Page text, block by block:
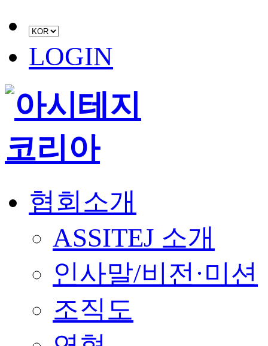
LOGIN
협회소개
ASSITEJ 소개
인사말/비전·미션
조직도